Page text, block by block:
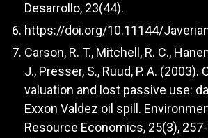
Desarrollo, 23(44).
https://doi.org/10.11144/
Carson, R. T., Mitchell, R. C.,
J., Presser, S., Ruud, P. A. (2003).
valuation and lost passive use:
Exxon Valdez oil spill.
Resource Economics, 25(3),